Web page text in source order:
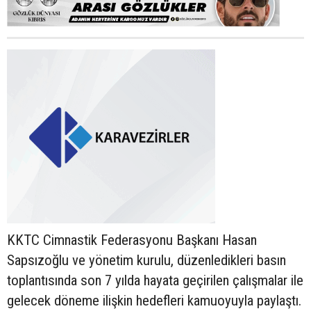
KKTC Cimnastik Federasyonu Başkanı Hasan
Sapsızoğlu ve yönetim kurulu, düzenledikleri basın
toplantısında son 7 yılda hayata geçirilen çalışmalar ile
gelecek döneme ilişkin hedefleri kamuoyuyla paylaştı.